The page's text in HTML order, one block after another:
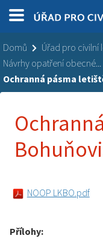
Domů Úřad pro civilní
Návrhy opatření obecné...
Ochranná pásma
NOOP LKBO.pdf
Přílohy: